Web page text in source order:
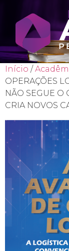
Início /
OPERAÇÕES
NÃO SEGUE O
CRIA NOVOS